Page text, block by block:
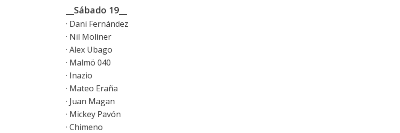
__Sábado 19__
· Dani Fernández
· Nil Moliner
· Alex Ubago
· Malmö 040
· Inazio
· Mateo Eraña
· Juan Magan
· Mickey Pavón
· Chimeno